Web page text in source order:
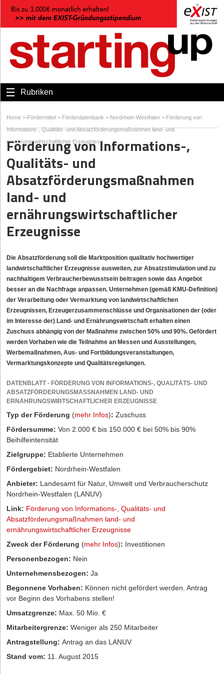
Rubriken
Home > Fördermittel > Förderdatenbank > Nordrhein-Westfalen > Förderung von
Informations-, Qualitäts- und Absatzförderungsmaßnahmen land- und
ernährungswirtschaftlicher Erzeugnisse
Förderung von Informations-,
Qualitäts- und
Absatzförderungsmaßnahmen
land- und
ernährungswirtschaftlicher
Erzeugnisse
Die Absatzförderung soll die Marktposition qualitativ hochwertiger
landwirtschaftlicher Erzeugnisse ausweiten, zur Absatzstimulation und zu
nachhaltigem Verbraucherbewusstsein beitragen sowie das Angebot
besser an die Nachfrage anpassen. Unternehmen (gemäß KMU-Definition)
der Verarbeitung oder Vermarktung von landwirtschaftlichen
Erzeugnissen, Erzeugerzusammenschlüsse und Organisationen der (oder
im Interesse der) Land- und Ernährungswirtschaft erhalten einen
Zuschuss abhängig von der Maßnahme zwischen 50% und 90%. Gefördert
werden Vorhaben wie die Teilnahme an Messen und Ausstellungen,
Werbemaßnahmen, Aus- und Fortbildungsveranstaltungen,
Vermarktungskonzepte und Qualitätsregelungen.
DATENBLATT - FÖRDERUNG VON INFORMATIONS-, QUALITÄTS- UND
ABSATZFÖRDERUNGSMASSNAHMEN LAND- UND E
RNÄHRUNGSWIRTSCHAFTLICHER ERZEUGNISSE
Typ der Förderung (mehr Infos): Zuschuss
Fördersumme: Von 2.000 € bis 150.000 € bei 50% bis 90%
Beihilfeintensität
Zielgruppe: Etablierte Unternehmen
Fördergebiet: Nordrhein-Westfalen
Anbieter: Landesamt für Natur, Umwelt und Verbraucherschutz
Nordrhein-Westfalen (LANUV)
Link: Förderung von Informations-, Qualitäts- und
Absatzförderungsmaßnahmen land- und
ernährungswirtschaftlicher Erzeugnisse
Zweck der Förderung (mehr Infos): Investitionen
Personenbezogen: Nein
Unternehmensbezogen: Ja
Begonnene Vorhaben: Können nicht gefördert werden. Antrag
vor Beginn des Vorhabens stellen!
Umsatzgrenze: Max. 50 Mio. €
Mitarbeitergrenze: Weniger als 250 Mitarbeiter
Antragstellung: Antrag an das LANUV
Stand vom: 11. August 2015